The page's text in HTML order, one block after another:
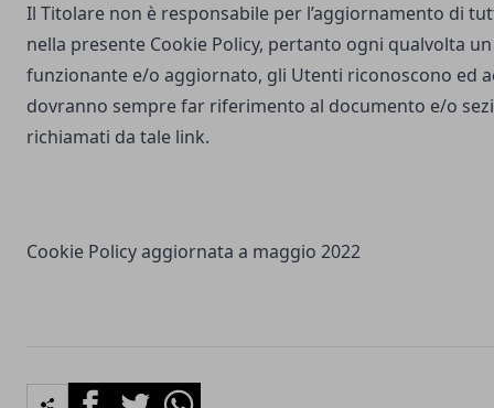
Il Titolare non è responsabile per l’aggiornamento di
nella presente Cookie Policy, pertanto ogni qualvolta
funzionante e/o aggiornato, gli Utenti riconoscono ed
dovranno sempre far riferimento al documento e/o
richiamati da tale link.
Cookie Policy aggiornata a maggio 2022
FacebookTwitterWhatsapp